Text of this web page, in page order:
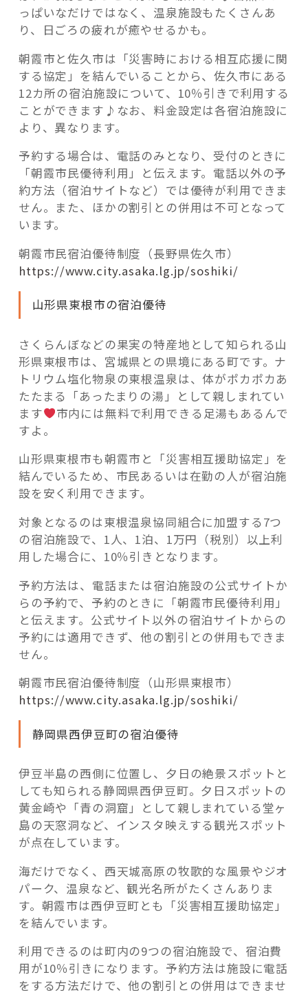
っぱいなだけではなく、温泉施設もたくさんあ
り、日ごろの疲れが癒やせるかも。
朝霞市と佐久市は「災害時における相互応援に関
する協定」を結んでいることから、佐久市にある
12カ所の宿泊施設について、10％引きで利用する
ことができます♪なお、料金設定は各宿泊施設に
より、異なります。
予約する場合は、電話のみとなり、受付のときに
「朝霞市民優待利用」と伝えます。電話以外の予
約方法（宿泊サイトなど）では優待が利用できま
せん。また、ほかの割引との併用は不可となって
います。
朝霞市民宿泊優待制度（長野県佐久市）
https://www.city.asaka.lg.jp/soshiki/
山形県東根市の宿泊優待
さくらんぼなどの果実の特産地として知られる山
形県東根市は、宮城県との県境にある町です。ナ
トリウム塩化物泉の東根温泉は、体がポカポカあ
たたまる「あったまりの湯」として親しまれてい
ます
市内には無料で利用できる足湯もあるんで
すよ。
山形県東根市も朝霞市と「災害相互援助協定」を
結んでいるため、市民あるいは在勤の人が宿泊施
設を安く利用できます。
対象となるのは東根温泉協同組合に加盟する7つ
の宿泊施設で、1人、1泊、1万円（税別）以上利
用した場合に、10％引きとなります。
予約方法は、電話または宿泊施設の公式サイトか
らの予約で、予約のときに「朝霞市民優待利用」
と伝えます。公式サイト以外の宿泊サイトからの
予約には適用できず、他の割引との併用もできま
せん。
朝霞市民宿泊優待制度（山形県東根市）
https://www.city.asaka.lg.jp/soshiki/
静岡県西伊豆町の宿泊優待
伊豆半島の西側に位置し、夕日の絶景スポットと
しても知られる静岡県西伊豆町。夕日スポットの
黄金崎や「青の洞窟」として親しまれている堂ヶ
島の天窓洞など、インスタ映えする観光スポット
が点在しています。
海だけでなく、西天城高原の牧歌的な風景やジオ
パーク、温泉など、観光名所がたくさんありま
す。朝霞市は西伊豆町とも「災害相互援助協定」
を結んでいます。
利用できるのは町内の9つの宿泊施設で、宿泊費
用が10％引きになります。予約方法は施設に電話
をする方法だけで、他の割引との併用はできませ